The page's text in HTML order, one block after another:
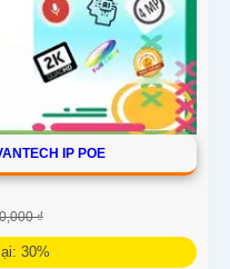
IP POE
₫
30%